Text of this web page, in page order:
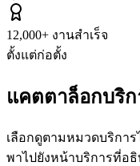
12,000+ งานสำเร็จ
ตั้งแต่ก่อตั้ง
แคตตาล็อกบริ
เลือกดูตามหมวดบริกา
พาไปยังหน้าบริการที่อ